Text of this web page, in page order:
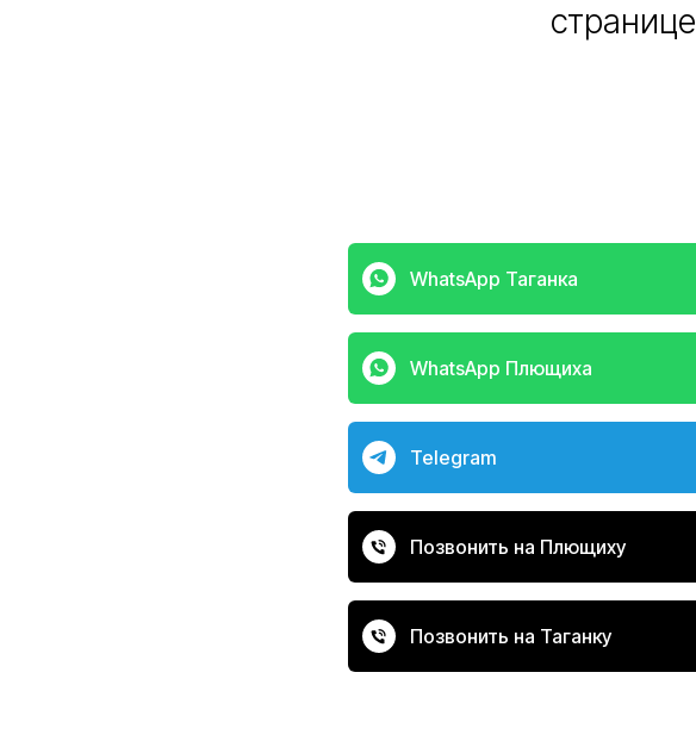
странице
WhatsApp Таганка
WhatsApp Плющиха
Telegram
Позвонить на Плющиху
Позвонить на Таганку
+7 (495) 005-03-13